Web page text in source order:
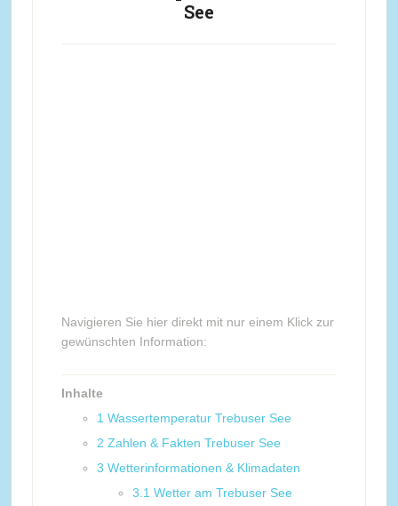
See
Navigieren Sie hier direkt mit nur einem Klick zur
gewünschten Information:
Inhalte
1 Wassertemperatur Trebuser See
2 Zahlen & Fakten Trebuser See
3 Wetterinformationen & Klimadaten
3.1 Wetter am Trebuser See